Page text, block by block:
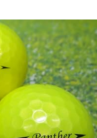
待できるパフォーマ
ているか、誰にはおす
で期待できる性能
的背景（Expertise）
バイス（Experience